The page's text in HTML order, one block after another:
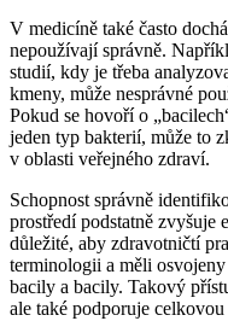
V medicíně také často
nepoužívají správně.
studií, kdy je třeba
kmeny, může nesprávné
Pokud se hovoří o
jeden typ bakterií, může to
v oblasti veřejného zdraví.
Schopnost správně
prostředí podstatně zvyšuje
důležité, aby zdravotničtí
terminologii a měli
bacily a bacily. Takový
ale také podporuje